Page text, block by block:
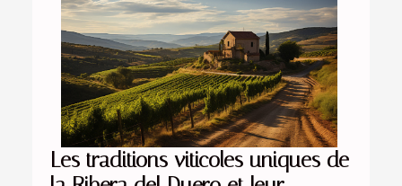
Les traditions viticoles uniques de